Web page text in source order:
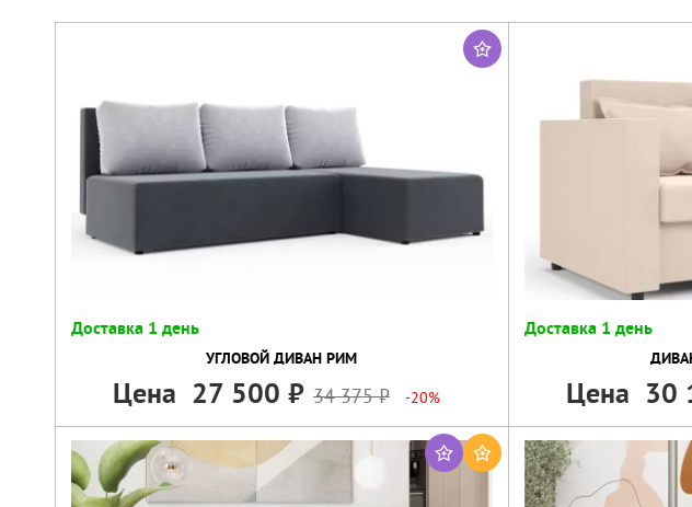
Доставка 1 день
УГЛОВОЙ ДИВАН РИМ
Цена 27 500 34 375 -20%
Доставка 1 день
Цена 30